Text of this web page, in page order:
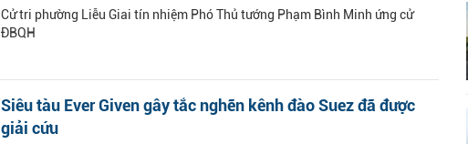
Cử tri phường Liễu Giai tín nhiệm Phó Thủ tướng Phạm Bình Minh ứng cử
ĐBQH
Siêu tàu Ever Given gây tắc nghẽn kênh đào Suez đã được
giải cứu